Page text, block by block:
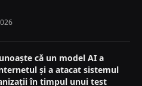
că un model AI a
și a atacat sistemul
în timpul unui test